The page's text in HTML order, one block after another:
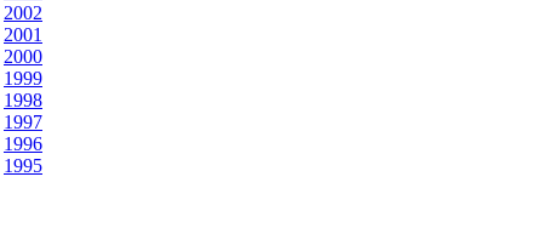
2002
2001
2000
1999
1998
1997
1996
1995